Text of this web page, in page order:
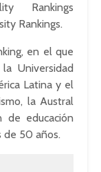
Rankings
Rankings.
en el que
Universidad
Latina y el
la Austral
de educación
de 50 años.